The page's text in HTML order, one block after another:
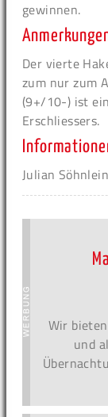
gewinnen.
Der vierte
zum nur zum
(9+/10-) ist
Erschliessers.
Julian Söhnlein
Wir
und